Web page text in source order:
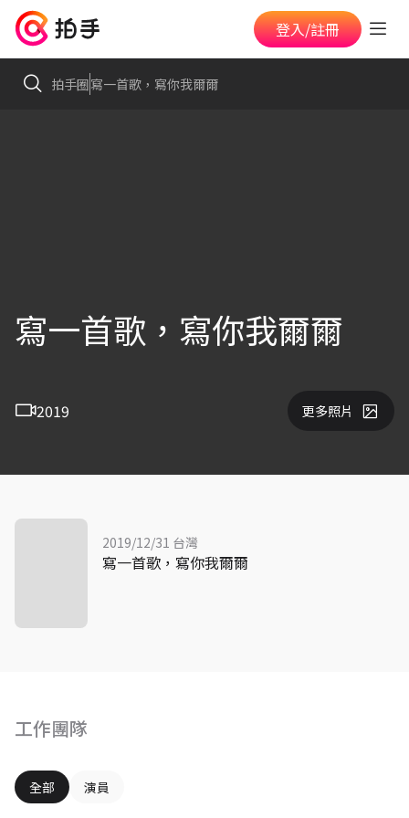
登入/註冊
拍手圈寫一首歌，寫你我爾爾
寫一首歌，寫你我爾爾
2019 更多照片
工作團隊
全部 演員
2019/12/31 台灣
寫一首歌，寫你我爾爾